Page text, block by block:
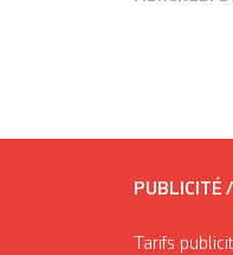
PUBLICITÉ
Tarifs